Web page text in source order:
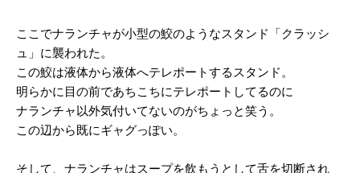
ここでナランチャが小型の鮫のようなスタンド「クラッシ
ュ」に襲われた。
この鮫は液体から液体へテレポートするスタンド。
明らかに目の前であちこちにテレポートしてるのに
ナランチャ以外気付いてないのがちょっと笑う。
この辺から既にギャグっぽい。
そして、ナランチャはスープを飲もうとして舌を切断され